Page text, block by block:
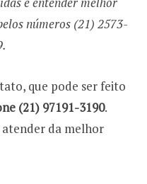
números (21) 2573-
que pode ser feito
(21) 97191-3190.
atender da melhor